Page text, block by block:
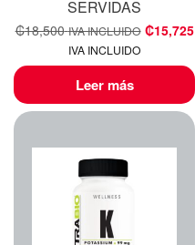
SERVIDAS
₡18,500 IVA INCLUIDO ₡15,725
IVA INCLUIDO
Leer más